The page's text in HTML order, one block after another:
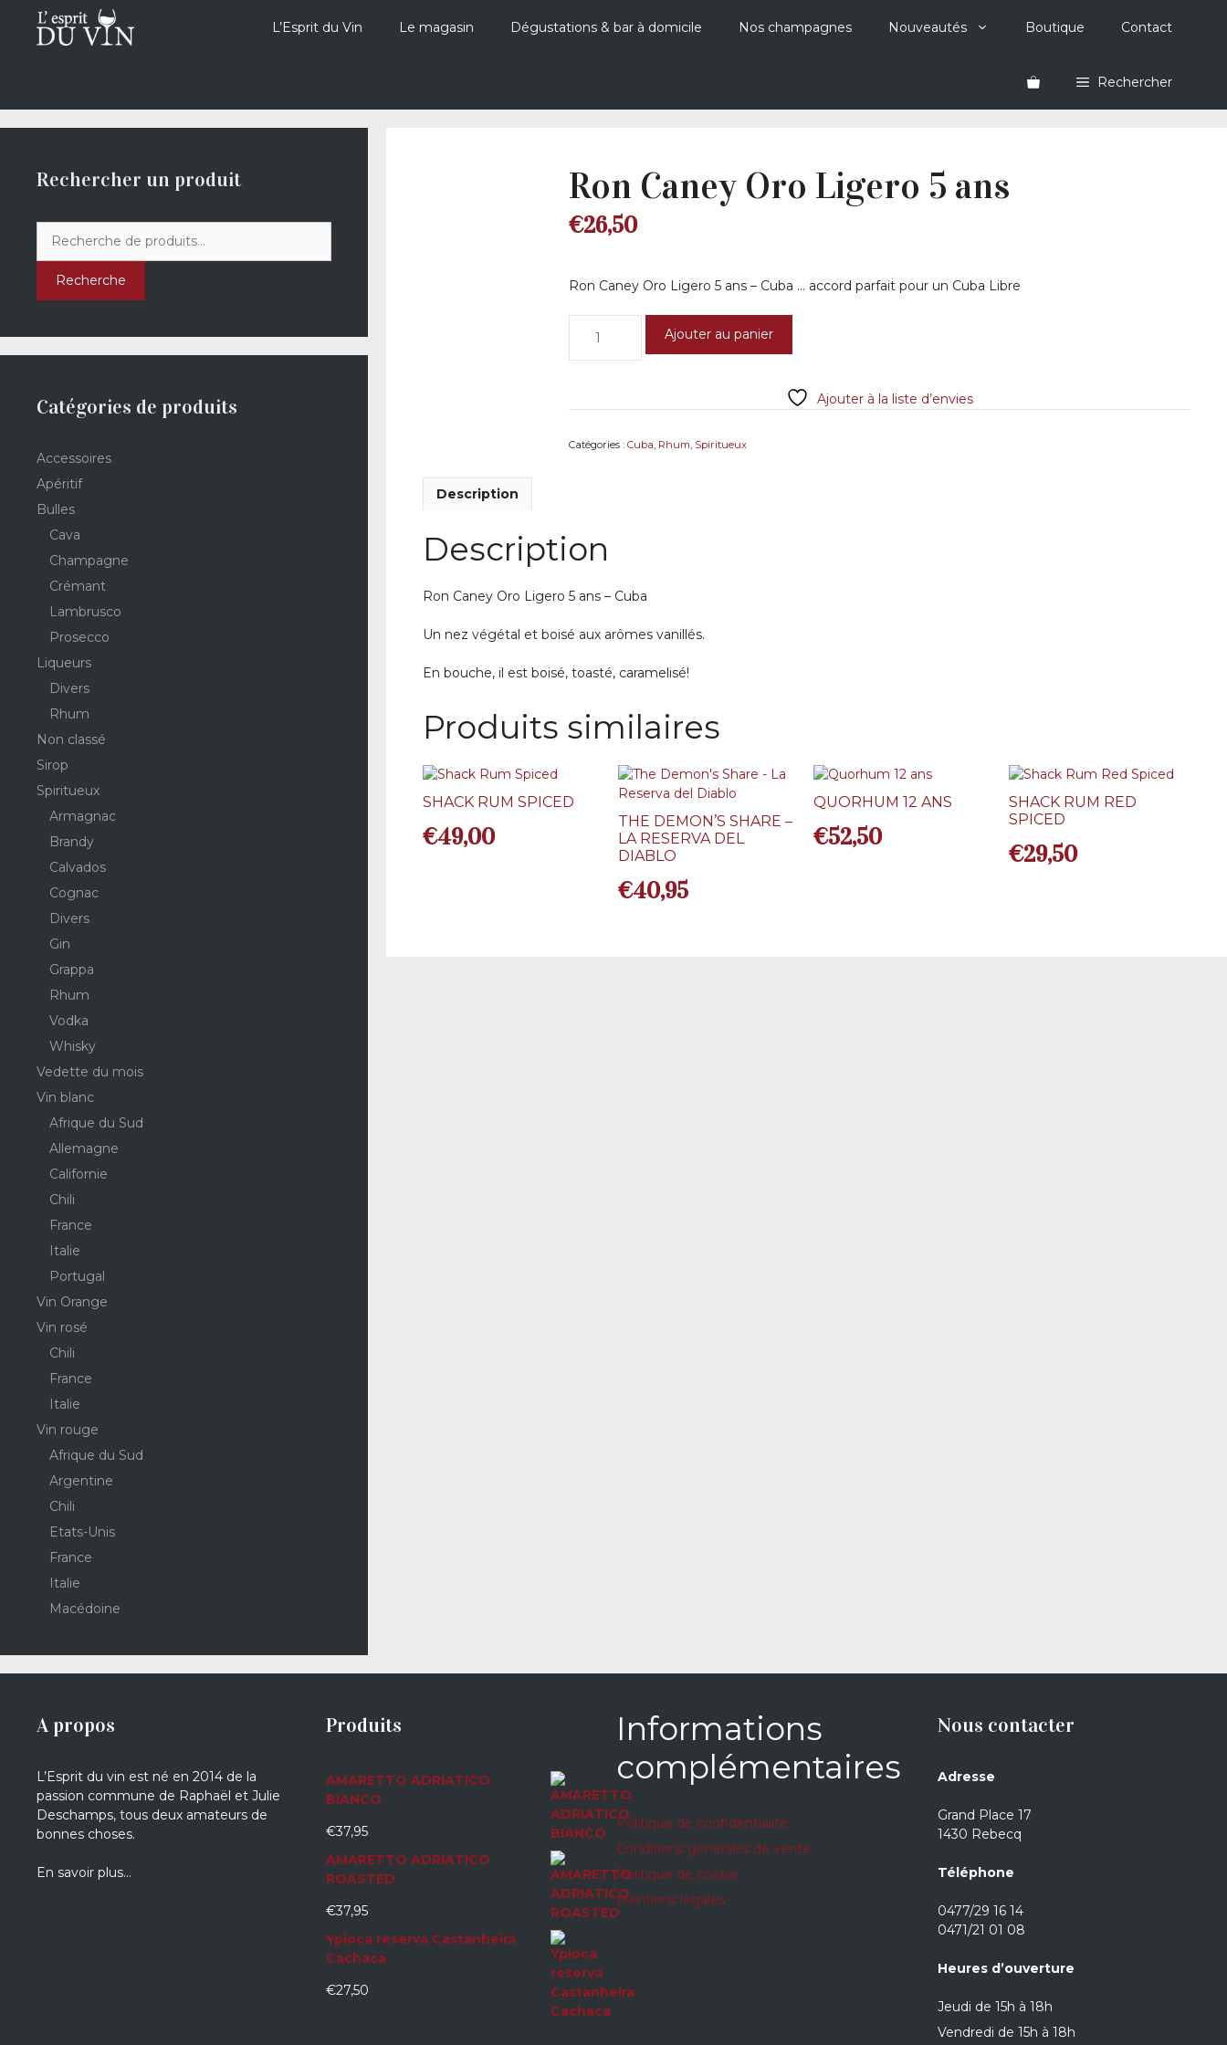
contenu
L’Esprit du Vin Le magasin Dégustations & bar à domicile Nos champagnes Nouveautés Boutique Contact
Rechercher
Ron Caney Oro Ligero 5 ans
€26,50
Ron Caney Oro Ligero 5 ans – Cuba … accord parfait pour un Cuba Libre
Ron
5
Ajouter au panier
Ajouter à la liste d’envies
Catégories : Cuba Rhum Spiritueux
Description
Description
Ron Caney Oro Ligero 5 ans – Cuba
Un nez végétal et boisé aux arômes vanillés.
En bouche, il est boisé, toasté, caramelisé!
Produits similaires
SHACK RUM SPICED
€49,00
THE DEMON’S SHARE –
LA RESERVA DEL
DIABLO
€40,95
QUORHUM 12 ANS
€52,50
SHACK RUM RED
SPICED
€29,50
Rechercher un produit
pour :
Recherche
Catégories de produits
Accessoires
Apéritif
Bulles
Cava
Champagne
Crémant
Lambrusco
Prosecco
Liqueurs
Divers
Rhum
Non classé
Sirop
Spiritueux
Armagnac
Brandy
Calvados
Cognac
Divers
Gin
Grappa
Rhum
Vodka
Whisky
Vedette du mois
Vin blanc
Afrique du Sud
Allemagne
Californie
Chili
France
Italie
Portugal
Vin Orange
Vin rosé
Chili
France
Italie
Vin rouge
Afrique du Sud
Argentine
Chili
Etats-Unis
France
Italie
Macédoine
A propos
L’Esprit du vin est né en 2014 de la
passion commune de Raphaël et Julie
Deschamps, tous deux amateurs de
bonnes choses.
En savoir plus…
Produits
AMARETTO ADRIATICO
BIANCO
0
5
€37,95
AMARETTO ADRIATICO
ROASTED
0
5
€37,95
Ypioca reserva Castanheira
Cachaca
0
€27,50
Informations
complémentaires
Politique de confidentialité
Conditions générales de vente
Politique de cookie
Mentions légales
Nous contacter
Adresse
Grand Place 17
1430 Rebecq
Téléphone
0477/29 16 14
0471/21 01 08
Heures d’ouverture
Jeudi de 15h à 18h
Vendredi de 15h à 18h